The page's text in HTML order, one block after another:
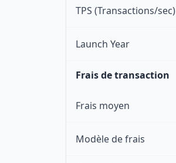
TPS (Transactions/sec)
Launch Year
Frais de transaction
Frais moyen
Modèle de frais